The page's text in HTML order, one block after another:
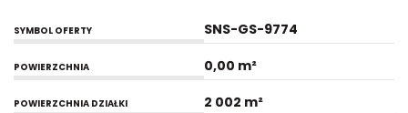
SYMBOL OFERTY SNS-GS-9774
POWIERZCHNIA 0,00 m²
POWIERZCHNIA DZIAŁKI 2 002 m²